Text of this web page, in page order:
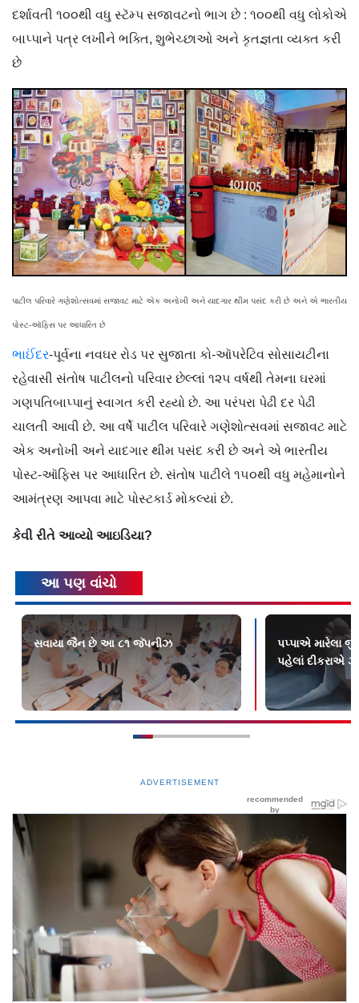
દર્શાવતી ૧૦૦થી વધુ સ્ટૅમ્પ સજાવટનો ભાગ છે : ૧૦૦થી વધુ લોકોએ
બાપ્પાને પત્ર લખીને ભક્તિ, શુભેચ્છાઓ અને કૃતજ્ઞતા વ્યક્ત કરી
છે
પાટીલ પરિવારે ગણેશોત્સવમાં સજાવટ માટે એક અનોખી અને યાદગાર થીમ પસંદ કરી છે અને એ ભારતીય
પોસ્ટ-ઑફિસ પર આધારિત છે
ભાઈંદર-પૂર્વના નવઘર રોડ પર સુજાતા કો-ઑપરેટિવ સોસાયટીના
રહેવાસી સંતોષ પાટીલનો પરિવાર છેલ્લાં ૧૨૫ વર્ષથી તેમના ઘરમાં
ગણપતિબાપ્પાનું સ્વાગત કરી રહ્યો છે. આ પરંપરા પેઢી દર પેઢી
ચાલતી આવી છે. આ વર્ષે પાટીલ પરિવારે ગણેશોત્સવમાં સજાવટ માટે
એક અનોખી અને યાદગાર થીમ પસંદ કરી છે અને એ ભારતીય
પોસ્ટ-ઑફિસ પર આધારિત છે. સંતોષ પાટીલે ૧૫૦થી વધુ મહેમાનોને
આમંત્રણ આપવા માટે પોસ્ટકાર્ડ મોકલ્યાં છે.
કેવી રીતે આવ્યો આઇડિયા?
આ પણ વાંચો
સવાયા જૈન છે આ ૮૧ જૅપનીઝ
પપ્પાએ મારેલા
પહેલાં દીકરાએ
ADVERTISEMENT